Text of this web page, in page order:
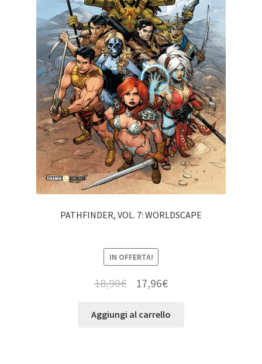
PATHFINDER, VOL. 7: WORLDSCAPE
IN OFFERTA!
18,90€ 17,96€
Aggiungi al carrello